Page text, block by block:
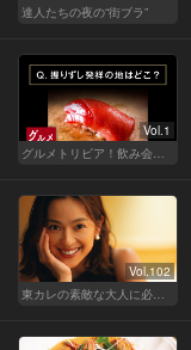
達人たちの夜の“街ブラ”
Vol.1
グルメトリビア！飲み会やデートで会話のネタになるQ＆A
Vol.102
東カレの素敵な大人に必要なこと